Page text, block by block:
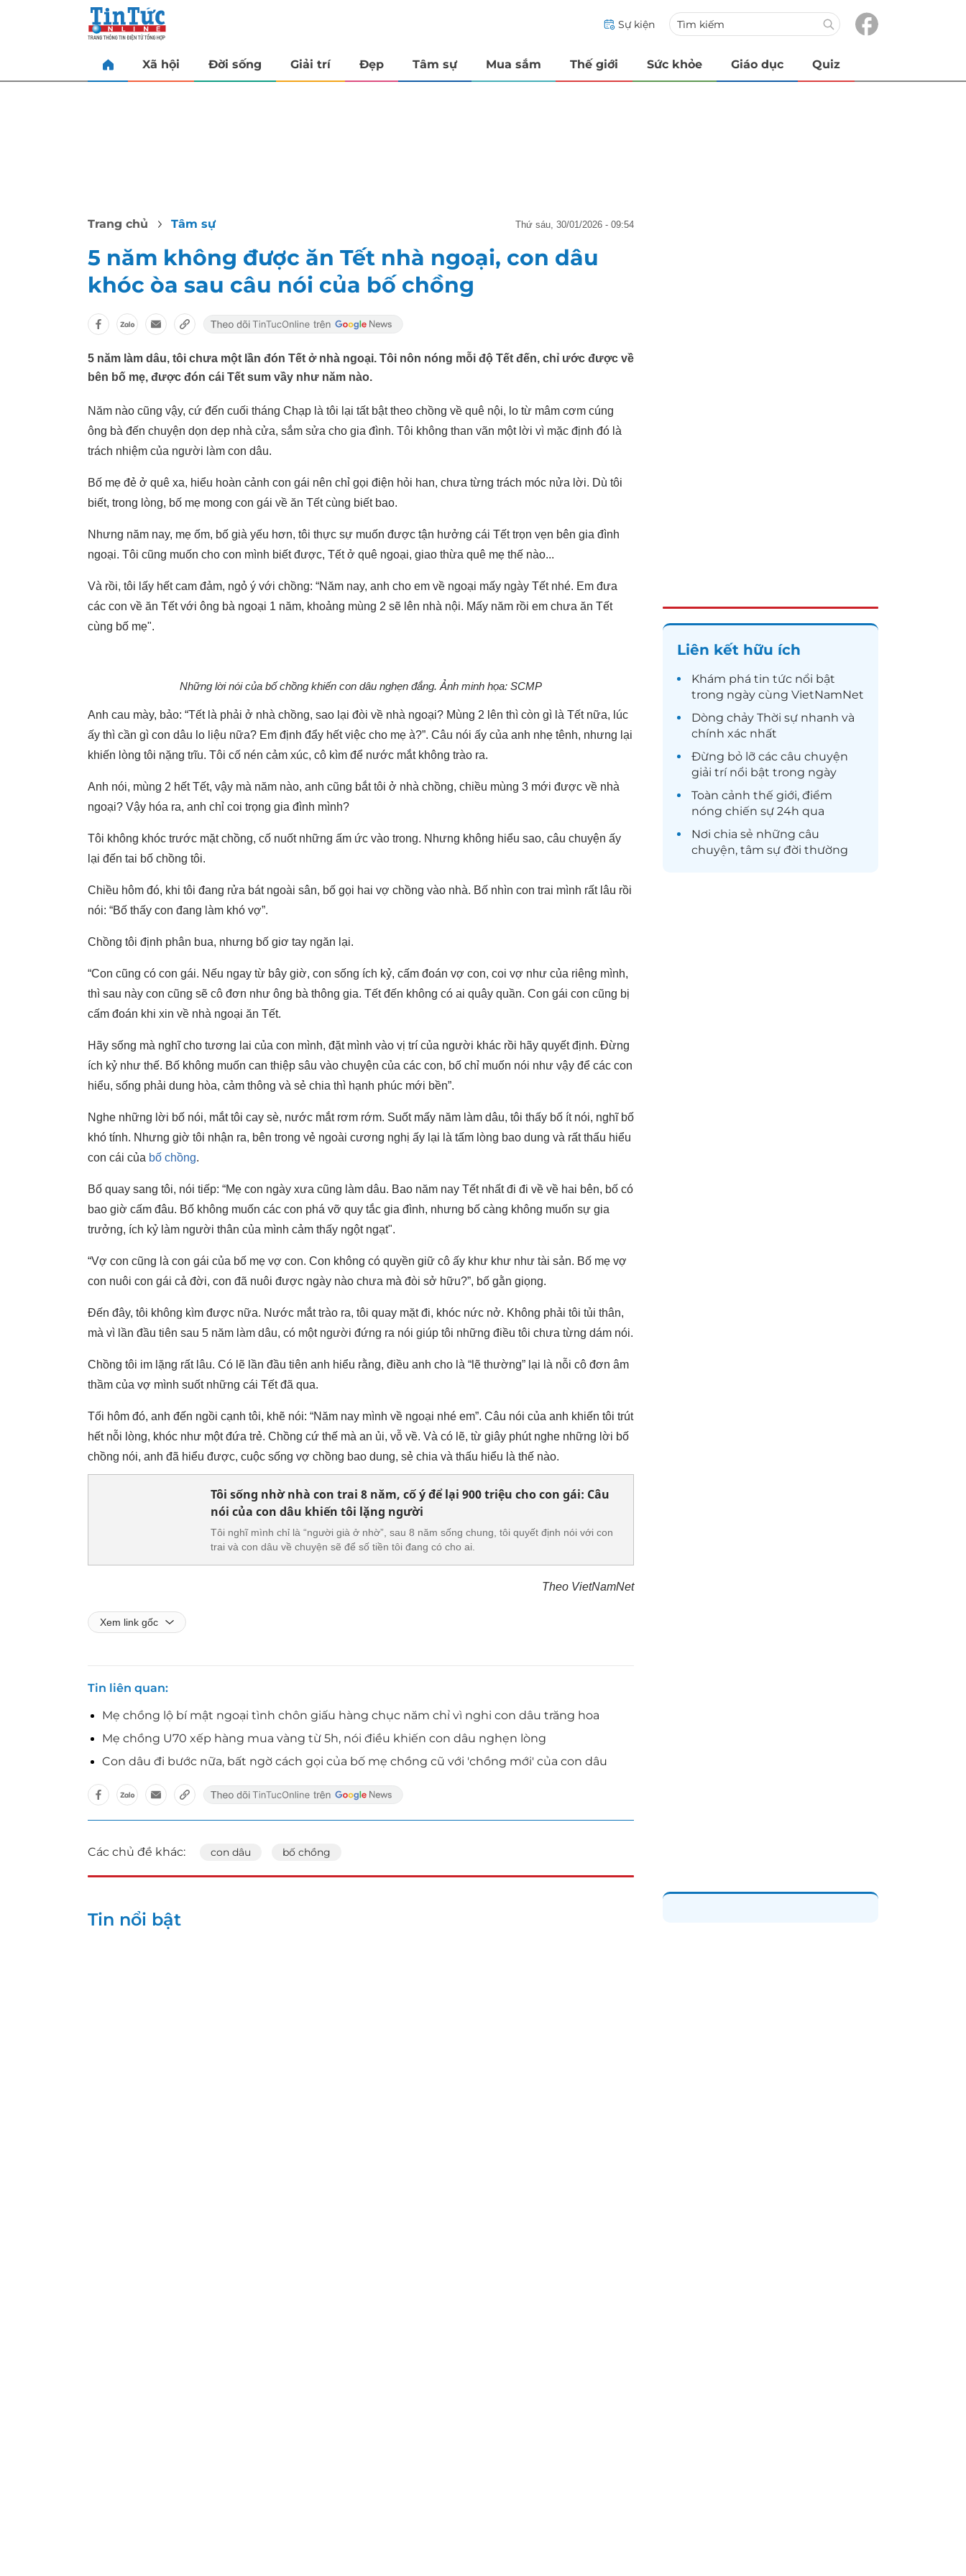
Sự kiện
Xã hội Đời sống Giải trí Đẹp Tâm sự Mua sắm Thế giới Sức khỏe Giáo dục Quiz
Trang chủ Tâm sự thứ sáu, 30/01/2026 - 09:54
5 năm không được ăn Tết nhà ngoại, con dâu
khóc òa sau câu nói của bố chồng
5 năm làm dâu, tôi chưa một lần đón Tết ở nhà ngoại. Tôi nôn nóng mỗi độ Tết đến, chỉ ước được về
bên bố mẹ, được đón cái Tết sum vầy như năm nào.
Năm nào cũng vậy, cứ đến cuối tháng Chạp là tôi lại tất bật theo chồng về quê nội, lo từ mâm cơm cúng
ông bà đến chuyện dọn dẹp nhà cửa, sắm sửa cho gia đình. Tôi không than vãn một lời vì mặc định đó là
trách nhiệm của người làm con dâu.
Bố mẹ đẻ ở quê xa, hiểu hoàn cảnh con gái nên chỉ gọi điện hỏi han, chưa từng trách móc nửa lời. Dù tôi
biết, trong lòng, bố mẹ mong con gái về ăn Tết cùng biết bao.
Nhưng năm nay, mẹ ốm, bố già yếu hơn, tôi thực sự muốn được tận hưởng cái Tết trọn vẹn bên gia đình
ngoại. Tôi cũng muốn cho con mình biết được, Tết ở quê ngoại, giao thừa quê mẹ thế nào...
Và rồi, tôi lấy hết cam đảm, ngỏ ý với chồng: “Năm nay, anh cho em về ngoại mấy ngày Tết nhé. Em đưa
các con về ăn Tết với ông bà ngoại 1 năm, khoảng mùng 2 sẽ lên nhà nội. Mấy năm rồi em chưa ăn Tết
cùng bố mẹ".
Những lời nói của bố chồng khiến con dâu nghẹn đắng. Ảnh minh họa: SCMP
Anh cau mày, bảo: “Tết là phải ở nhà chồng, sao lại đòi về nhà ngoại? Mùng 2 lên thì còn gì là Tết nữa, lúc
ấy thì cần gì con dâu lo liệu nữa? Em định đẩy hết việc cho mẹ à?”. Câu nói ấy của anh nhẹ tênh, nhưng lại
khiến lòng tôi nặng trĩu. Tôi cố nén cảm xúc, cô kìm để nước mắt không trào ra.
Anh nói, mùng 2 hết Tết, vậy mà năm nào, anh cũng bắt tôi ở nhà chồng, chiều mùng 3 mới được về nhà
ngoại? Vậy hóa ra, anh chỉ coi trọng gia đình mình?
Tôi không khóc trước mặt chồng, cố nuốt những ấm ức vào trong. Nhưng không hiểu sao, câu chuyện ấy
lại đến tai bố chồng tôi.
Chiều hôm đó, khi tôi đang rửa bát ngoài sân, bố gọi hai vợ chồng vào nhà. Bố nhìn con trai mình rất lâu rồi
nói: “Bố thấy con đang làm khó vợ”.
Chồng tôi định phân bua, nhưng bố giơ tay ngăn lại.
“Con cũng có con gái. Nếu ngay từ bây giờ, con sống ích kỷ, cấm đoán vợ con, coi vợ như của riêng mình,
thì sau này con cũng sẽ cô đơn như ông bà thông gia. Tết đến không có ai quây quần. Con gái con cũng bị
cấm đoán khi xin về nhà ngoại ăn Tết.
Hãy sống mà nghĩ cho tương lai của con mình, đặt mình vào vị trí của người khác rồi hãy quyết định. Đừng
ích kỷ như thế. Bố không muốn can thiệp sâu vào chuyện của các con, bố chỉ muốn nói như vậy để các con
hiểu, sống phải dung hòa, cảm thông và sẻ chia thì hạnh phúc mới bền”.
Nghe những lời bố nói, mắt tôi cay sè, nước mắt rơm rớm. Suốt mấy năm làm dâu, tôi thấy bố ít nói, nghĩ bố
khó tính. Nhưng giờ tôi nhận ra, bên trong vẻ ngoài cương nghị ấy lại là tấm lòng bao dung và rất thấu hiểu
con cái của bố chồng.
Bố quay sang tôi, nói tiếp: “Mẹ con ngày xưa cũng làm dâu. Bao năm nay Tết nhất đi đi về về hai bên, bố có
bao giờ cấm đâu. Bố không muốn các con phá vỡ quy tắc gia đình, nhưng bố càng không muốn sự gia
trưởng, ích kỷ làm người thân của mình cảm thấy ngột ngạt".
“Vợ con cũng là con gái của bố mẹ vợ con. Con không có quyền giữ cô ấy khư khư như tài sản. Bố mẹ vợ
con nuôi con gái cả đời, con đã nuôi được ngày nào chưa mà đòi sở hữu?”, bố gằn giọng.
Đến đây, tôi không kìm được nữa. Nước mắt trào ra, tôi quay mặt đi, khóc nức nở. Không phải tôi tủi thân,
mà vì lần đầu tiên sau 5 năm làm dâu, có một người đứng ra nói giúp tôi những điều tôi chưa từng dám nói.
Chồng tôi im lặng rất lâu. Có lẽ lần đầu tiên anh hiểu rằng, điều anh cho là “lẽ thường” lại là nỗi cô đơn âm
thầm của vợ mình suốt những cái Tết đã qua.
Tối hôm đó, anh đến ngồi cạnh tôi, khẽ nói: “Năm nay mình về ngoại nhé em”. Câu nói của anh khiến tôi trút
hết nỗi lòng, khóc như một đứa trẻ. Chồng cứ thế mà an ủi, vỗ về. Và có lẽ, từ giây phút nghe những lời bố
chồng nói, anh đã hiểu được, cuộc sống vợ chồng bao dung, sẻ chia và thấu hiểu là thế nào.
Tôi sống nhờ nhà con trai 8 năm, cố ý để lại 900 triệu cho con gái: Câu
nói của con dâu khiến tôi lặng người
Tôi nghĩ mình chỉ là “người già ở nhờ”, sau 8 năm sống chung, tôi quyết định nói với con
trai và con dâu về chuyện sẽ để số tiền tôi đang có cho ai.
Theo VietNamNet
Xem link gốc
Tin liên quan
Mẹ chồng lộ bí mật ngoại tình chôn giấu hàng chục năm chỉ vì nghi con dâu trăng hoa
Mẹ chồng U70 xếp hàng mua vàng từ 5h, nói điều khiến con dâu nghẹn lòng
Con dâu đi bước nữa, bất ngờ cách gọi của bố mẹ chồng cũ với 'chồng mới' của con dâu
Các chủ đề khác: con dâu bố chồng
Liên kết hữu ích
Khám phá tin tức nổi bật
trong ngày cùng VietNamNet
Dòng chảy Thời sự nhanh và
chính xác nhất
Đừng bỏ lỡ các câu chuyện
giải trínổi bật trong ngày
Toàn cảnh thế giới, điểm
nóng chiến sự 24h qua
Nơi chia sẻ những câu
chuyện, tâm sự đời thường
Tin nổi bật